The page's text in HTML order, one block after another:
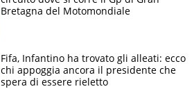
Bretagna del Motomondiale
Fifa, Infantino ha trovato gli alleati: ecco
chi appoggia ancora il presidente che
spera di essere rieletto